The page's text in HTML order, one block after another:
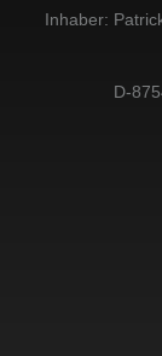
Inhaber:
D-